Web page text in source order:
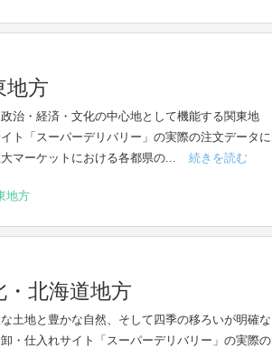
地方
治・経済・文化の中心地として機能する関東地
ト「スーパーデリバリー」の実際の注文データに
マーケットにおける各都県の...
続きを読む
地方
北海道地方
土地と豊かな自然、そして四季の移ろいが明確な
・仕入れサイト「スーパーデリバリー」の実際の